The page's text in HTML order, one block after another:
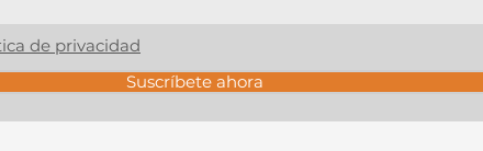
de privacidad
Suscríbete ahora